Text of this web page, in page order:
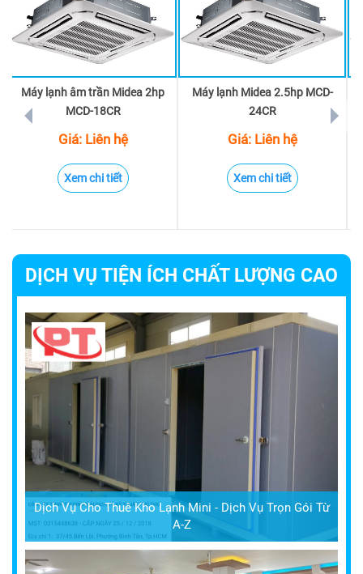
Máy lạnh âm trần Midea 2hp
MCD-18CR
Giá: Liên hệ
Xem chi tiết
Máy lạnh Midea 2.5hp MCD-
24CR
Giá: Liên hệ
Xem chi tiết
prev next
DỊCH VỤ TIỆN ÍCH CHẤT LƯỢNG CAO
Dịch Vụ Cho Thuê Kho Lạnh Mini - Dịch Vụ Trọn Gói Từ
A-Z